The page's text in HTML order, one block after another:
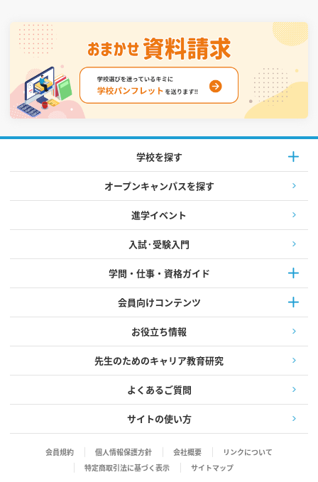
学校を探す
オープンキャンパスを探す
進学イベント
入試·受験入門
学問・仕事・資格ガイド
会員向けコンテンツ
お役立ち情報
先生のためのキャリア教育研究
よくあるご質問
サイトの使い方
会員規約 個人情報保護方針 会社概要
リンクについて
特定商取引法に基づく表示
サイトマップ